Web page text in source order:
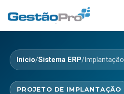
Início/Sistema ERP/Implantação
PROJETO DE IMPLANTAÇÃO